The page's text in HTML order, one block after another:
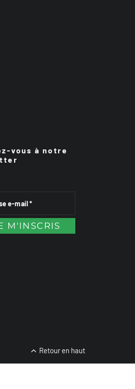
vous à notre
Retour en haut